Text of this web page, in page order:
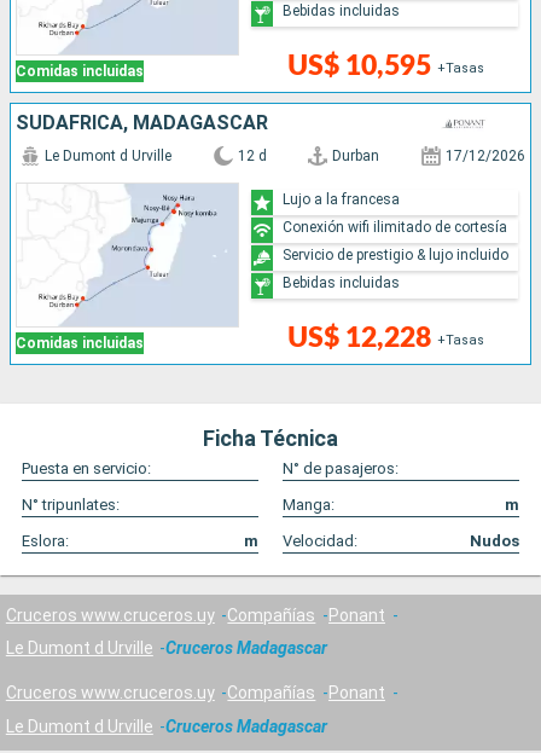
Comidas incluidas US$ 10,595 +Tasas
Bebidas incluidas
SUDAFRICA, MADAGASCAR
Comidas incluidas
Le Dumont d Urville 12 d Durban 17/12/2026
US$ 12,228 +Tasas
Lujo a la francesa
Conexión wifi ilimitado de cortesía
Servicio de prestigio & lujo incluido
Bebidas incluidas
Ficha Técnica
Puesta en servicio:
N° de pasajeros:
N° tripunlates:
Manga:
m
Eslora:
m Velocidad: Nudos
Cruceros www.cruceros.uy Compañías
Ponant
Le Dumont d Urville
Cruceros Madagascar
Cruceros www.cruceros.uy Compañías
Ponant
Le Dumont d Urville
Cruceros Madagascar